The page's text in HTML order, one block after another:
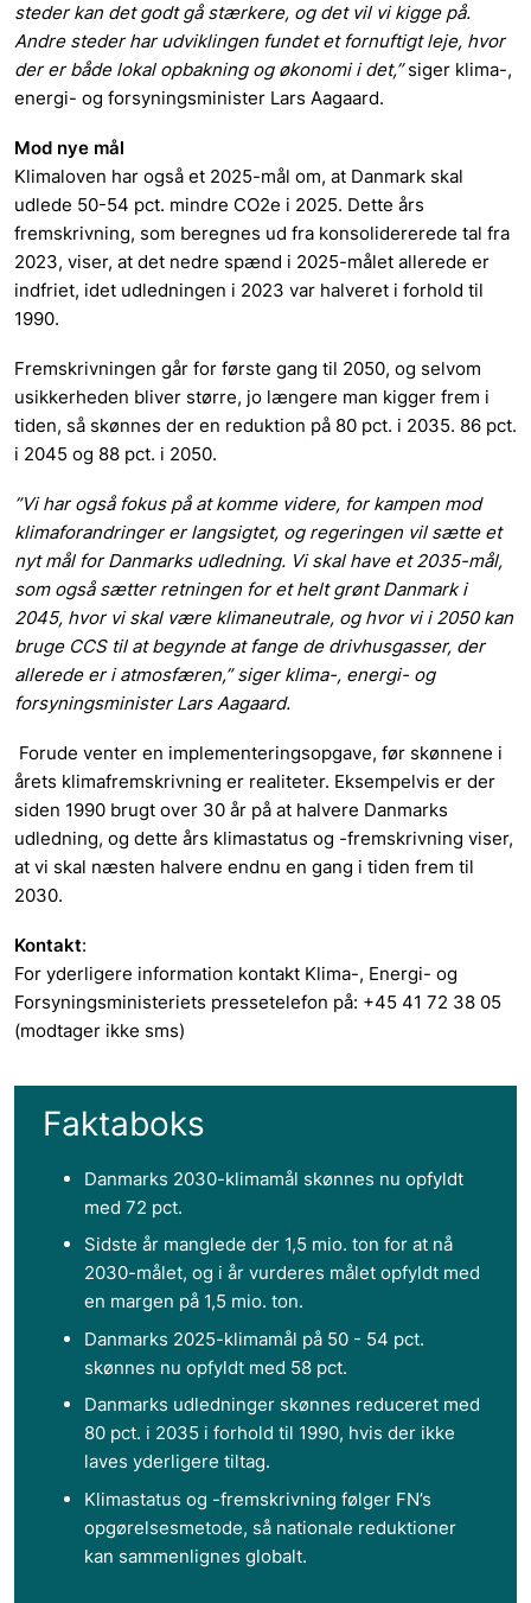
steder kan det godt gå stærkere, og det vil vi kigge på.
Andre steder har udviklingen fundet et fornuftigt leje, hvor
der er både lokal opbakning og økonomi i det,”siger klima-,
energi- og forsyningsminister Lars Aagaard.
Mod nye mål
Klimaloven har også et 2025-mål om, at Danmark skal
udlede 50-54 pct. mindre CO2e i 2025. Dette års
fremskrivning, som beregnes ud fra konsolidererede tal fra
2023, viser, at det nedre spænd i 2025-målet allerede er
indfriet, idet udledningen i 2023 var halveret i forhold til
1990.
Fremskrivningen går for første gang til 2050, og selvom
usikkerheden bliver større, jo længere man kigger frem i
tiden, så skønnes der en reduktion på 80 pct. i 2035. 86 pct.
i 2045 og 88 pct. i 2050.
”Vi har også fokus på at komme videre, for kampen mod
klimaforandringer er langsigtet, og regeringen vil sætte et
nyt mål for Danmarks udledning. Vi skal have et 2035-mål,
som også sætter retningen for et helt grønt Danmark i
2045, hvor vi skal være klimaneutrale, og hvor vi i 2050 kan
bruge CCS til at begynde at fange de drivhusgasser, der
allerede er i atmosfæren,” siger klima-, energi- og
forsyningsminister Lars Aagaard.
Forude venter en implementeringsopgave, før skønnene i
årets klimafremskrivning er realiteter. Eksempelvis er der
siden 1990 brugt over 30 år på at halvere Danmarks
udledning, og dette års klimastatus og -fremskrivning viser,
at vi skal næsten halvere endnu en gang i tiden frem til
2030.
Kontakt:
For yderligere information kontakt Klima-, Energi- og
Forsyningsministeriets pressetelefon på: +45 41 72 38 05
(modtager ikke sms)
Faktaboks
Danmarks 2030-klimamål skønnes nu opfyldt
med 72 pct.
Sidste år manglede der 1,5 mio. ton for at nå
2030-målet, og i år vurderes målet opfyldt med
en margen på 1,5 mio. ton.
Danmarks 2025-klimamål på 50 - 54 pct.
skønnes nu opfyldt med 58 pct.
Danmarks udledninger skønnes reduceret med
80 pct. i 2035 i forhold til 1990, hvis der ikke
laves yderligere tiltag.
Klimastatus og -fremskrivning følger FN’s
opgørelsesmetode, så nationale reduktioner
kan sammenlignes globalt.